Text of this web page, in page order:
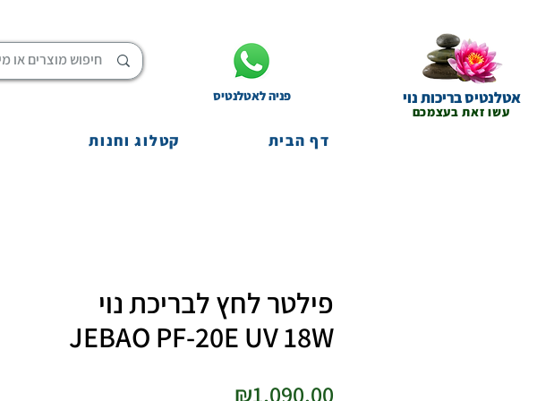
פניה לאטלנטיס אטלנטיס בריכות נוי
עשו זאת בעצמכם
דף הבית קטלוג וחנות
פילטר לחץ לבריכת נוי
JEBAO PF-20E UV 18W
₪1,090.00